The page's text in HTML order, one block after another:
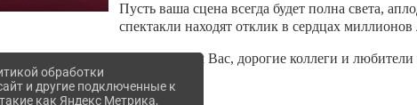
Пусть ваша сцена всегда будет полна света,
спектакли находят отклик в сердцах
С праздником Вас, дорогие коллеги и
обработки
и другие подключенные к
как Яндекс Метрика,